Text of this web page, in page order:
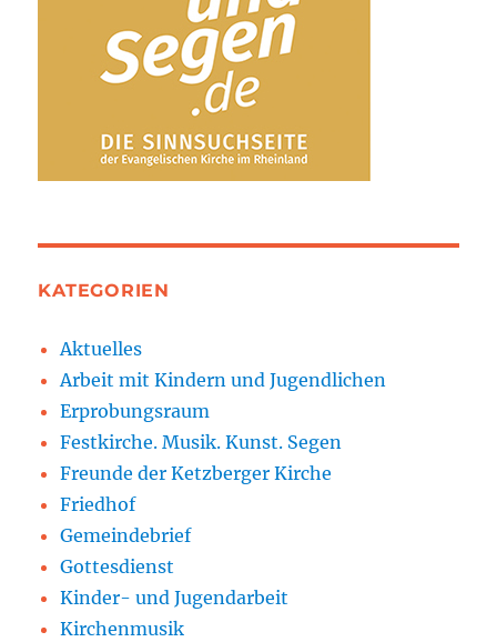
KATEGORIEN
Aktuelles
Arbeit mit Kindern und Jugendlichen
Erprobungsraum
Festkirche. Musik. Kunst. Segen
Freunde der Ketzberger Kirche
Friedhof
Gemeindebrief
Gottesdienst
Kinder- und Jugendarbeit
Kirchenmusik